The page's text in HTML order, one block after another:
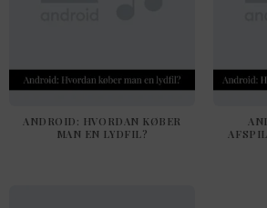
ANDROID: HVORDAN KØBER
MAN EN LYDFIL?